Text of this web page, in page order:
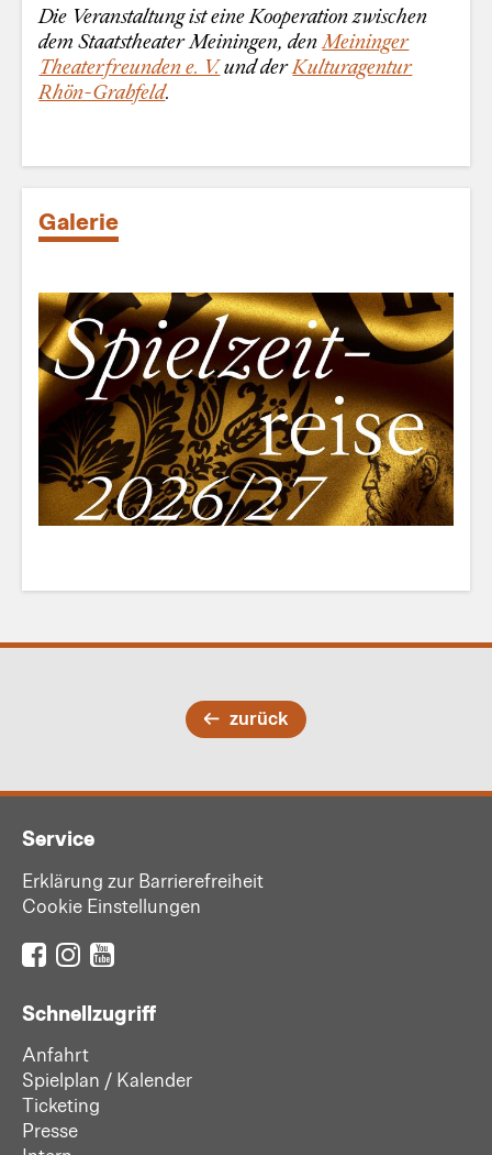
Die Veranstaltung ist eine Kooperation zwischen
dem Staatstheater Meiningen, denMeininger
Theaterfreunden e. V.und derKulturagentur
Rhön-Grabfeld.
Galerie
zurück
Service
Erklärung zur Barrierefreiheit
Cookie Einstellungen
Schnellzugriff
Anfahrt
Spielplan / Kalender
Ticketing
Presse